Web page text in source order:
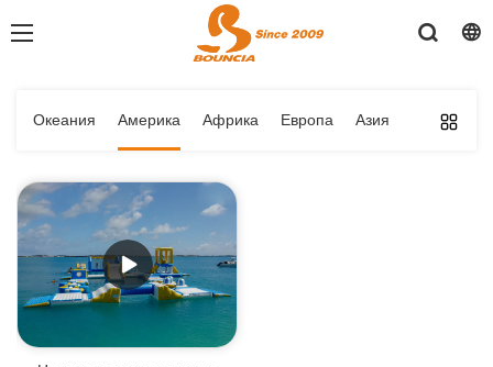
Океания Америка Африка Европа Азия